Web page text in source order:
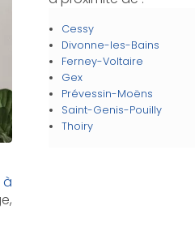
à
Cessy
Divonne-les-Bains
Ferney-Voltaire
Gex
Prévessin-Moëns
Saint-Genis-Pouilly
Thoiry